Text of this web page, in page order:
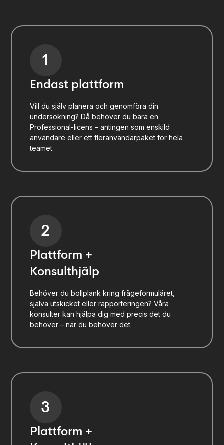
1
Endast plattform
Vill du själv planera och genomföra din
undersökning? Då behöver du bara en
Professional-licens – antingen som enskild
användare eller ett fleranvändarpaket för hela
teamet.
2
Plattform +
Konsulthjälp
Behöver du bollplank kring frågeformuläret,
själva utskicket eller rapporteringen? Våra
konsulter kan hjälpa dig med precis det du
behöver – när du behöver det.
3
Plattform +